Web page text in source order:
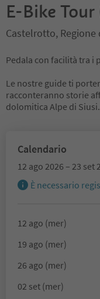
E-Bike Tour
Castelrotto,
Pedala con facilità tra i
Le nostre guide ti
racconteranno storie
dolomitica Alpe di
Calendario
12 ago 2026 – 23 set
È necessario
12 ago (mer)
19 ago (mer)
26 ago (mer)
02 set (mer)